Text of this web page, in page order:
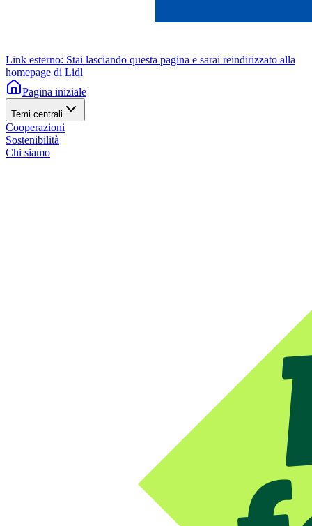
Link esterno: Stai lasciando questa pagina e sarai reindirizzato alla
homepage di Lidl
Pagina iniziale
Temi centrali
Cooperazioni
Sostenibilità
Chi siamo